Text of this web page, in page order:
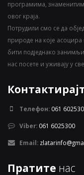
програмима,
овог краја.
Потрудили смо се да
природе на које
бити подједнако
нас посете и уживају у
Телефон: 061
Viber: 061 6025300
Email:
Пратите нас